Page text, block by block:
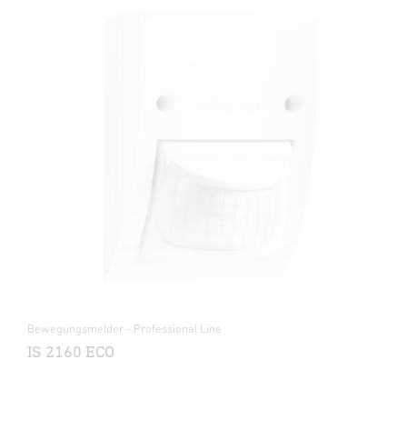
Bewegungsmelder - Professional Line
IS 2160 ECO